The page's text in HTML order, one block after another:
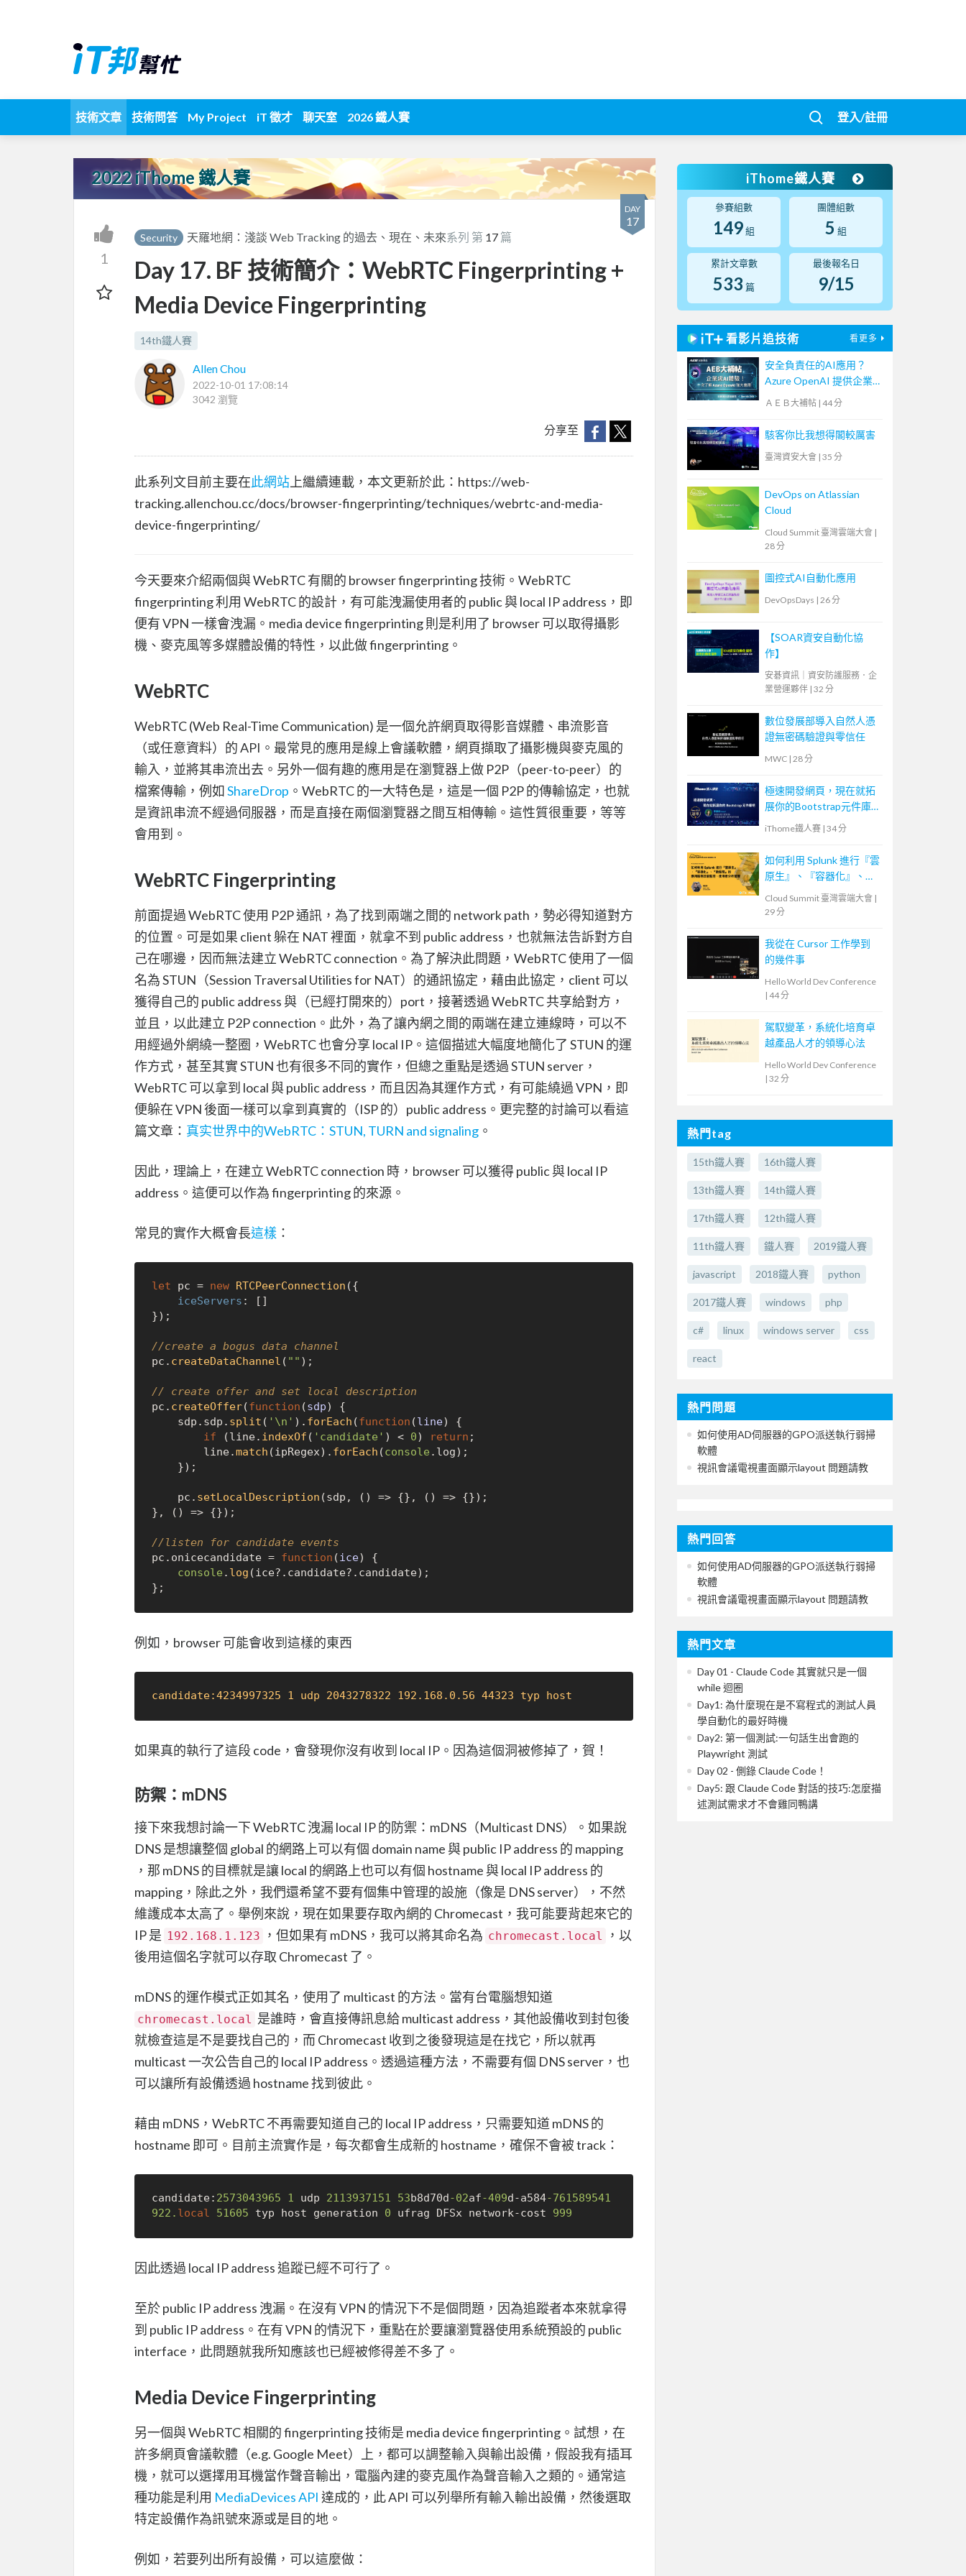
技術文章 技術問答 My Project iT 徵才 聊天室 2026 鐵人賽 登入/註冊
2022 iThome 鐵人賽
DAY
17
1
Security 天羅地網：淺談 Web Tracking 的過去、現在、未來系列 第 17 篇
Day 17. BF 技術簡介：WebRTC Fingerprinting +
Media Device Fingerprinting
14th鐵人賽
Allen Chou
2022-10-01 17:08:14
3042 瀏覽
分享至
此系列文目前主要在此網站 上繼續連載，本文更新於此：https://web-
tracking.allenchou.cc/docs/browser-fingerprinting/techniques/webrtc-and-media-
device-fingerprinting/
今天要來介紹兩個與 WebRTC 有關的 browser fingerprinting 技術。WebRTC
fingerprinting 利用 WebRTC 的設計，有可能洩漏使用者的 public 與 local IP address，即
便有 VPN 一樣會洩漏。media device fingerprinting 則是利用了 browser 可以取得攝影
機、麥克風等多媒體設備的特性，以此做 fingerprinting。
WebRTC
WebRTC (Web Real-Time Communication) 是一個允許網頁取得影音媒體、串流影音
（或任意資料）的 API。最常見的應用是線上會議軟體，網頁擷取了攝影機與麥克風的
輸入，並將其串流出去。另外一個有趣的應用是在瀏覽器上做 P2P（peer-to-peer）的
檔案傳輸，例如ShareDrop 。WebRTC 的一大特色是，這是一個 P2P 的傳輸協定，也就
是資訊串流不經過伺服器，而是直接在兩個瀏覽器之間互相傳輸。這性質很重要，等等
會用到。
WebRTC Fingerprinting
前面提過 WebRTC 使用 P2P 通訊，為了找到兩端之間的 network path，勢必得知道對方
的位置。可是如果 client 躲在 NAT 裡面，就拿不到 public address，也就無法告訴對方自
己在哪邊，因而無法建立 WebRTC connection。為了解決此問題，WebRTC 使用了一個
名為 STUN（Session Traversal Utilities for NAT）的通訊協定，藉由此協定，client 可以
獲得自己的 public address 與（已經打開來的）port，接著透過 WebRTC 共享給對方，
並且，以此建立 P2P connection。此外，為了讓內網之間的兩端在建立連線時，可以不
用經過外網繞一整圈，WebRTC 也會分享 local IP。這個描述大幅度地簡化了 STUN 的運
作方式，甚至其實 STUN 也有很多不同的實作，但總之重點是透過 STUN server，
WebRTC 可以拿到 local 與 public address，而且因為其運作方式，有可能繞過 VPN，即
便躲在 VPN 後面一樣可以拿到真實的（ISP 的）public address。更完整的討論可以看這
篇文章： 真实世界中的WebRTC：STUN, TURN and signaling 。
因此，理論上，在建立 WebRTC connection 時，browser 可以獲得 public 與 local IP
address。這便可以作為 fingerprinting 的來源。
常見的實作大概會長這樣 ：
let pc = new RTCPeerConnection ({
iceServers : []
});
//create a bogus data channel
pc. createDataChannel ( "" );
// create offer and set local description
pc. createOffer(function (sdp) {
	sdp.
sdp . split ( '\n' ). forEach (function (line) {
if (line. indexOf ( 'candidate' ) < 0) return ;
		line.
match (ipRegex). forEach (console . log);
	pc.
setLocalDescription (sdp, () => {}, () => {});
},
() => {});
//listen for candidate events
pc. onicecandidate = function (ice) {
console . log (ice?. candidate?. candidate);
例如，browser 可能會收到這樣的東西
candidate:4234997325 1 udp 2043278322 192.168.0.56 44323 typ host
如果真的執行了這段 code，會發現你沒有收到 local IP。因為這個洞被修掉了，賀！
防禦：mDNS
接下來我想討論一下 WebRTC 洩漏 local IP 的防禦：mDNS（Multicast DNS）。如果說
DNS 是想讓整個 global 的網路上可以有個 domain name 與 public IP address 的 mapping
，那 mDNS 的目標就是讓 local 的網路上也可以有個 hostname 與 local IP address 的
mapping，除此之外，我們還希望不要有個集中管理的設施（像是 DNS server），不然
維護成本太高了。舉例來說，現在如果要存取內網的 Chromecast，我可能要背起來它的
IP 是 192.168.1.123 ，但如果有 mDNS，我可以將其命名為 chromecast.local
，以
後用這個名字就可以存取 Chromecast 了。
mDNS 的運作模式正如其名，使用了 multicast 的方法。當有台電腦想知道
chromecast.local
是誰時，會直接傳訊息給 multicast address，其他設備收到封包後
就檢查這是不是要找自己的，而 Chromecast 收到之後發現這是在找它，所以就再
multicast 一次公告自己的 local IP address。透過這種方法，不需要有個 DNS server，也
可以讓所有設備透過 hostname 找到彼此。
藉由 mDNS，WebRTC 不再需要知道自己的 local IP address，只需要知道 mDNS 的
hostname 即可。目前主流實作是，每次都會生成新的 hostname，確保不會被 track：
candidate: 2573043965 1 udp 2113937151 53b8d70d-02af-409d-a584-761589541
922. local 51605 typ host generation 0 ufrag DFSx network-cost 999
因此透過 local IP address 追蹤已經不可行了。
至於 public IP address 洩漏。在沒有 VPN 的情況下不是個問題，因為追蹤者本來就拿得
到 public IP address。在有 VPN 的情況下，重點在於要讓瀏覽器使用系統預設的 public
interface，此問題就我所知應該也已經被修得差不多了。
Media Device Fingerprinting
另一個與 WebRTC 相關的 fingerprinting 技術是 media device fingerprinting。試想，在
許多網頁會議軟體（e.g. Google Meet）上，都可以調整輸入與輸出設備，假設我有插耳
機，就可以選擇用耳機當作聲音輸出，電腦內建的麥克風作為聲音輸入之類的。通常這
種功能是利用 MediaDevices API 達成的，此 API 可以列舉所有輸入輸出設備，然後選取
特定設備作為訊號來源或是目的地。
例如，若要列出所有設備，可以這麼做：
iThome鐵人賽
參賽組數
149組
團體組數
5 組
累計文章數
533 篇
最後報名日
9/15
看影片追技術 看更多
安全負責任的AI應用？
Azure OpenAI 提供企業
級AI體驗！【宏碁資訊網
ＡＥＢ大補帖 | 44 分
駭客你比我想得閣較厲害
臺灣資安大會 | 35 分
DevOps on Atlassian
Cloud
Cloud Summit 臺灣雲端大會 |
28 分
圖控式AI自動化應用
DevOpsDays | 26 分
【SOAR資安自動化協
作】
安碁資訊｜資安防護服務．企
業營運夥伴 | 32 分
數位發展部導入自然人憑
證無密碼驗證與零信任
MWC | 28 分
極速開發網頁，現在就拓
展你的Bootstrap元件庫
iThome鐵人賽 | 34 分
如何利用 Splunk 進行『雲
原生』、『容器化』、
『微服務』的應用服務效
能監控、使用者分析管理
Cloud Summit 臺灣雲端大會 |
29 分
我從在 Cursor 工作學到
的幾件事
Hello World Dev Conference
| 44 分
駕馭變革，系統化培育卓
越產品人才的領導心法
Hello World Dev Conference
| 32 分
熱門tag
15th鐵人賽 16th鐵人賽
13th鐵人賽 14th鐵人賽
17th鐵人賽 12th鐵人賽
11th鐵人賽 鐵人賽 2019鐵人賽
javascript 2018鐵人賽 python
2017鐵人賽 windows php
c# linux windows server css
react
熱門問題
如何使用AD伺服器的GPO派送執行弱掃
軟體
視訊會議電視畫面顯示layout 問題請教
熱門回答
如何使用AD伺服器的GPO派送執行弱掃
軟體
視訊會議電視畫面顯示layout 問題請教
熱門文章
Day 01 - Claude Code 其實就只是一個
while 迴圈
Day1: 為什麼現在是不寫程式的測試人員
學自動化的最好時機
Day2: 第一個測試:一句話生出會跑的
Playwright 測試
Day 02 - 側錄 Claude Code！
Day5: 跟 Claude Code 對話的技巧:怎麼描
述測試需求才不會雞同鴨講